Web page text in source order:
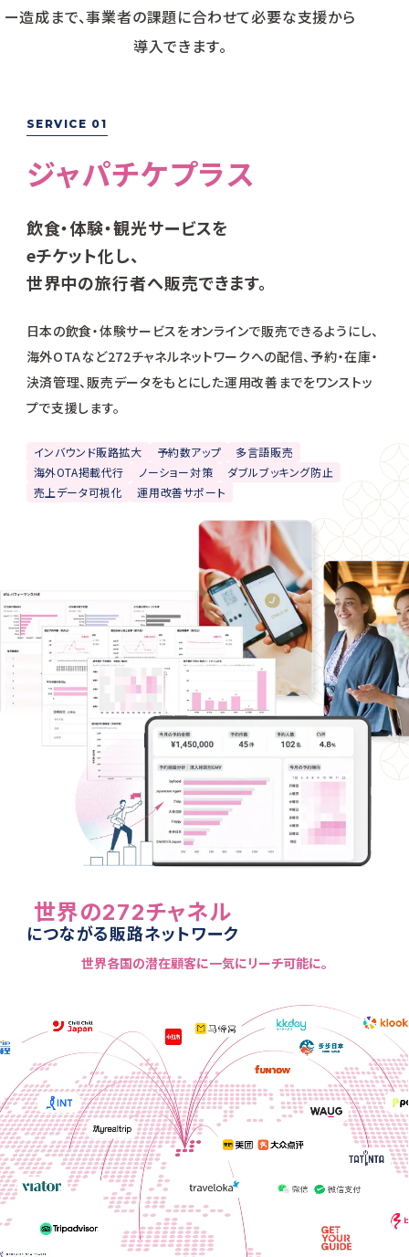
ー造成まで、事業者の課題に合わせて必要な支援から
導入できます。
SERVICE 01
ジャパチケプラス
飲食・体験・観光サービスを
eチケット化し、
世界中の旅行者へ販売できます。
日本の飲食・体験サービスをオンラインで販売できるようにし、
海外OTAなど272チャネルネットワークへの配信、予約・在庫・
決済管理、販売データをもとにした運用改善までをワンストッ
プで支援します。
インバウンド販路拡大 予約数アップ
多言語販売
海外OTA掲載代行
ノーショー対策
ダブルブッキング防止
売上データ可視化
運用改善サポート
世界の272チャネル
につながる販路ネットワーク
世界各国の潜在顧客に一気にリーチ可能に。